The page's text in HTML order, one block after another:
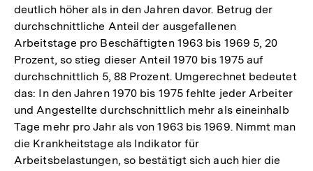
deutlich höher als in den Jahren davor. Betrug der
durchschnittliche Anteil der ausgefallenen
Arbeitstage pro Beschäftigten 1963 bis 1969 5, 20
Prozent, so stieg dieser Anteil 1970 bis 1975 auf
durchschnittlich 5, 88 Prozent. Umgerechnet bedeutet
das: In den Jahren 1970 bis 1975 fehlte jeder Arbeiter
und Angestellte durchschnittlich mehr als eineinhalb
Tage mehr pro Jahr als von 1963 bis 1969. Nimmt man
die Krankheitstage als Indikator für
Arbeitsbelastungen, so bestätigt sich auch hier die